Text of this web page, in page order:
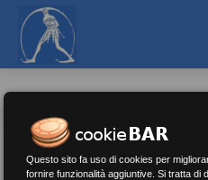
Questo sito fa uso di cookies per
fornire funzionalità aggiuntive. Si tratta di